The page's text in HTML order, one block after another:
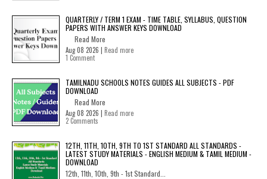
QUARTERLY / TERM 1 EXAM - TIME TABLE, SYLLABUS, QUESTION
PAPERS WITH ANSWER KEYS DOWNLOAD
Read More
Aug 08 2026 | Read more
1 Comment
TAMILNADU SCHOOLS NOTES GUIDES ALL SUBJECTS - PDF
DOWNLOAD
Read More
Aug 08 2026 | Read more
2 Comments
12TH, 11TH, 10TH, 9TH TO 1ST STANDARD ALL STANDARDS -
LATEST STUDY MATERIALS - ENGLISH MEDIUM & TAMIL MEDIUM -
DOWNLOAD
12th, 11th, 10th, 9th - 1st Standard...